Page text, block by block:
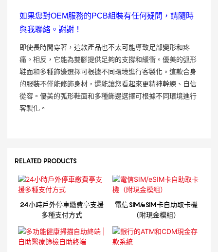
如果您對OEM服務的PCB組裝有任何疑問，請隨時
與我聯絡。謝謝！
即使長時間穿著，這款產品也不太可能導致足部變形和疼
痛。相反，它能為雙腳提供足夠的支撐和緩衝。優美的弧形
鞋面和多種飾邊選擇可根據不同環境進行客製化。這款合身
的服裝不僅能修飾身材，還能讓您看起來更精神幹練、自信
從容。優美的弧形鞋面和多種飾邊選擇可根據不同環境進行
客製化。
RELATED PRODUCTS
24小時戶外停車繳費亭支援
多種支付方式
電信SIM/eSIM卡自助取卡機
（附現金模組）